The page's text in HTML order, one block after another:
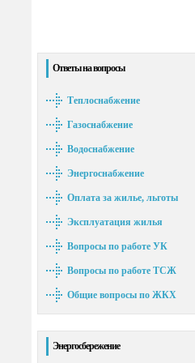
Ответы на вопросы
Теплоснабжение
Газоснабжение
Водоснабжение
Энергоснабжение
Оплата за жилье, льготы
Эксплуатация жилья
Вопросы по работе УК
Вопросы по работе ТСЖ
Общие вопросы по ЖКХ
Энергосбережение